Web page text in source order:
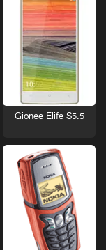
Gionee Elife S5.5